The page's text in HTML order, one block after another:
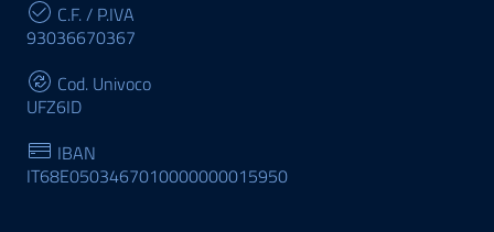
C.F. / P.IVA
93036670367
Cod. Univoco
UFZ6ID
IBAN
IT68E0503467010000000015950